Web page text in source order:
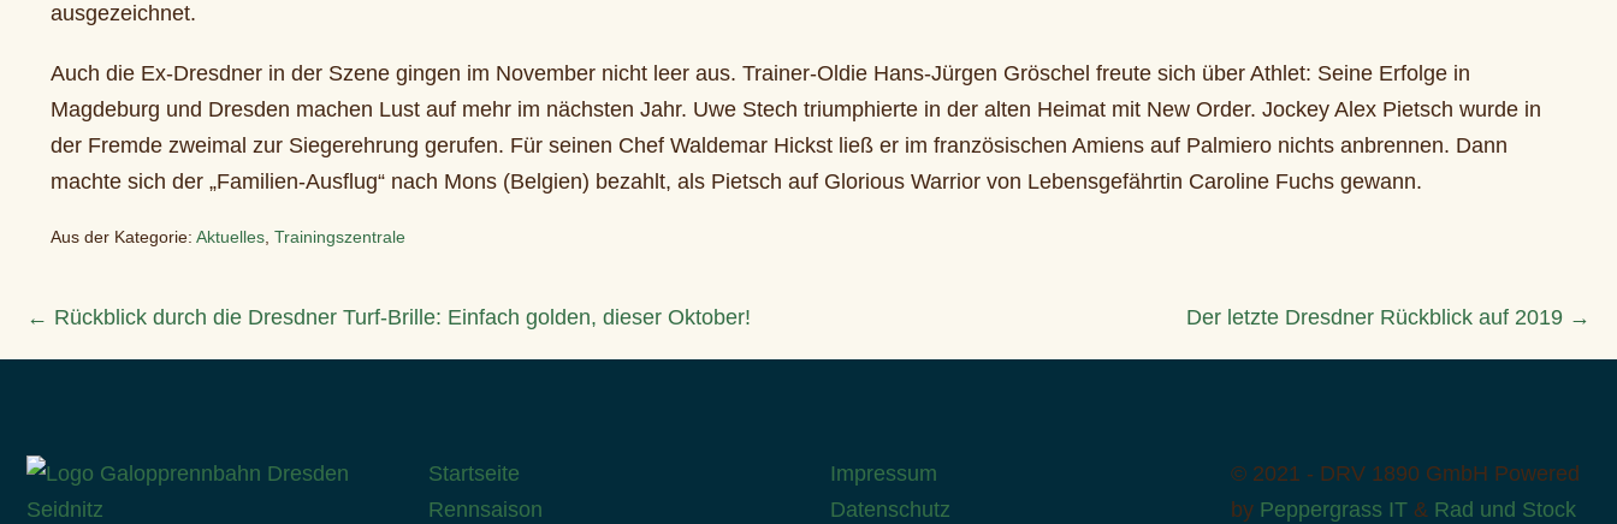
ausgezeichnet.
Auch die Ex-Dresdner in der Szene gingen im November nicht leer aus. Trainer-Oldie Hans-Jürgen Gröschel freute sich über Athlet: Seine Erfolge in
Magdeburg und Dresden machen Lust auf mehr im nächsten Jahr. Uwe Stech triumphierte in der alten Heimat mit New Order. Jockey Alex Pietsch wurde in
der Fremde zweimal zur Siegerehrung gerufen. Für seinen Chef Waldemar Hickst ließ er im französischen Amiens auf Palmiero nichts anbrennen. Dann
machte sich der „Familien-Ausflug“ nach Mons (Belgien) bezahlt, als Pietsch auf Glorious Warrior von Lebensgefährtin Caroline Fuchs gewann.
Aus der Kategorie: Aktuelles, Trainingszentrale
Beitragsnavigation
← Rückblick durch die Dresdner Turf-Brille: Einfach golden, dieser Oktober! Der letzte Dresdner Rückblick auf 2019 →
Startseite
Rennsaison
Impressum
Datenschutz
© 2021 - DRV 1890 GmbH Powered
by Peppergrass IT & Rad und Stock